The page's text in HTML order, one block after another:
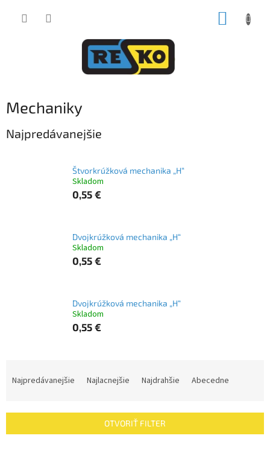
Mechaniky
Najpredávanejšie
Štvorkrúžková mechanika „H“
Skladom
0,55 €
Dvojkrúžková mechanika „H“
Skladom
0,55 €
Dvojkrúžková mechanika „H“
Skladom
0,55 €
i
Najpredávanejšie Najlacnejšie Najdrahšie Abecedne
OTVORIŤ FILTER